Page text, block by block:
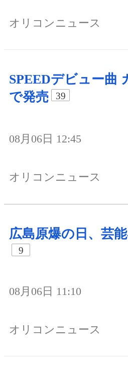
オリコンニュース
SPEEDデビュー曲
で発売
39
08月06日 12:45
オリコンニュース
広島原爆の日、芸
9
08月06日 11:10
オリコンニュース